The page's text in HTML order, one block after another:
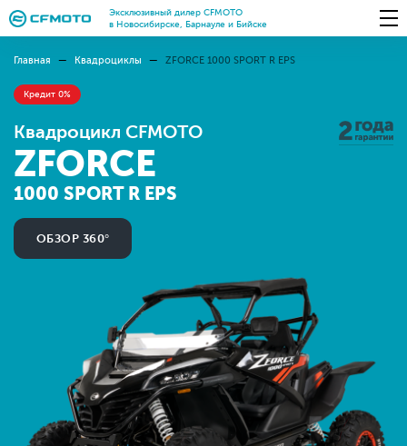
Эксклюзивный дилер CFMOTO
в Новосибирске, Барнауле и Бийске
Главная Квадроциклы ZFORCE 1000 SPORT R EPS
Кредит 0%
Квадроцикл CFMOTO
ZFORCE
1000 SPORT R EPS
ОБЗОР 360°